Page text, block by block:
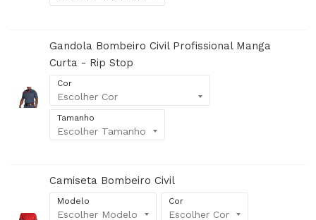
Gandola Bombeiro Civil Profissional Manga
Curta - Rip Stop
Cor
Tamanho
Camiseta Bombeiro Civil
Modelo Cor